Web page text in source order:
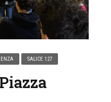
SALICE 127